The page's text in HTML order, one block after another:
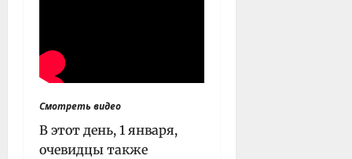
Смотреть видео
В этот день, 1 января,
очевидцы также